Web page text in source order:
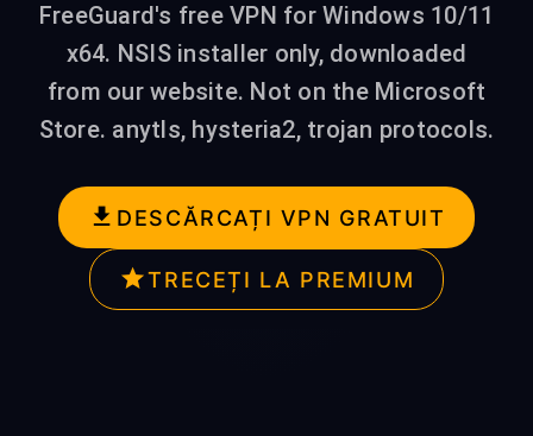
FreeGuard's free VPN for Windows 10/11
x64. NSIS installer only, downloaded
from our website. Not on the Microsoft
Store. anytls, hysteria2, trojan protocols.
DESCĂRCAȚI VPN GRATUIT
TRECEȚI LA PREMIUM